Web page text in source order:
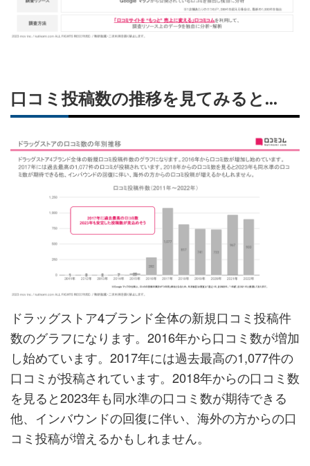
口コミ投稿数の推移を見てみると...
ドラッグストア4ブランド全体の新規口コミ投稿件
数のグラフになります。2016年から口コミ数が増加
し始めています。2017年には過去最高の1,077件の
口コミが投稿されています。2018年からの口コミ数
を見ると2023年も同水準の口コミ数が期待できる
他、インバウンドの回復に伴い、海外の方からの口
コミ投稿が増えるかもしれません。